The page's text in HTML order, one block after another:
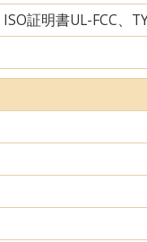
証明書UL-FCC、